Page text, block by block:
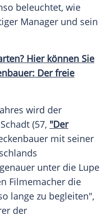
beleuchtet, wie
Manager und sein
Hier können Sie
Der freie
wird der
(57, "Der
mit seiner
genauer unter die Lupe
Filmemacher die
lange zu begleiten",
der